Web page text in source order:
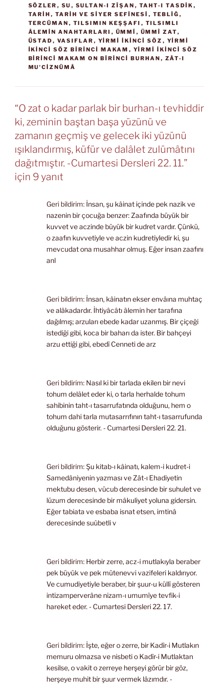
SÖZLER , SU , SULTAN-I ZÎŞAN , TAHT-I TASDIK ,
TARIH , TARIH VE SIYER SEFINESI , TEBLIĞ ,
TERCÜMAN , TILSIMIN KEŞŞAFI , TILSIMLI
ÂLEMIN ANAHTARLARI , ÜMMÎ , ÜMMÎ ZAT,
ÜSTAD , VASIFLAR , YIRMI İKINCI SÖZ , YIRMI
İKINCI SÖZ BIRINCI MAKAM , YIRMI İKINCI SÖZ
BIRINCI MAKAM ON BIRINCI BURHAN , ZÂT-I
MU'CIZNÜMÂ
“O zat o kadar parlak bir burhan-ı tevhiddir
ki, zeminin baştan başa yüzünü ve
zamanın geçmiş ve gelecek iki yüzünü
ışıklandırmış, küfür ve dalâlet zulümâtını
dağıtmıştır. -Cumartesi Dersleri 22. 11.”
için 9 yanıt
Geri bildirim: İnsan, şu kâinat içinde pek nazik ve
nazenin bir çocuğa benzer: Zaafında büyük bir
kuvvet ve aczinde büyük bir kudret vardır. Çünkü,
o zaafın kuvvetiyle ve aczin kudretiyledir ki, şu
mevcudat ona musahhar olmuş. Eğer insan zaafını
anl
Geri bildirim: İnsan, kâinatın ekser envâına muhtaç
ve alâkadardır. İhtiyâcâtı âlemin her tarafına
dağılmış; arzuları ebede kadar uzanmış. Bir çiçeği
istediği gibi, koca bir baharı da ister. Bir bahçeyi
arzu ettiği gibi, ebedî Cenneti de arz
Geri bildirim: Nasıl ki bir tarlada ekilen bir nevi
tohum delâlet eder ki, o tarla herhalde tohum
sahibinin taht-ı tasarrufatında olduğunu, hem o
tohum dahi tarla mutasarrıfının taht-ı tasarrufunda
olduğunu gösterir. - Cumartesi Dersleri 22. 21.
Geri bildirim:Şu kitab-ı kâinatı, kalem-i kudret-i
Samedâniyenin yazması ve Zât-ı Ehadiyetin
mektubu desen, vücub derecesinde bir suhulet ve
lüzum derecesinde bir mâkuliyet yoluna gidersin.
Eğer tabiata ve esbaba isnat etsen, imtinâ
derecesinde suûbetli v
Geri bildirim: Herbir zerre, acz-i mutlakıyla beraber
pek büyük ve pek mütenevvi vazifeleri kaldırıyor.
Ve cumudiyetiyle beraber, bir şuur-u küllî gösteren
intizamperverâne nizam-ı umumîye tevfik-i
hareket eder. - Cumartesi Dersleri 22. 17.
Geri bildirim: İşte, eğer o zerre, bir Kadîr-i Mutlakın
memuru olmazsa ve nisbeti o Kadîr-i Mutlaktan
kesilse, o vakit o zerreye herşeyi görür bir göz,
herşeye muhit bir şuur vermek lâzımdır. -